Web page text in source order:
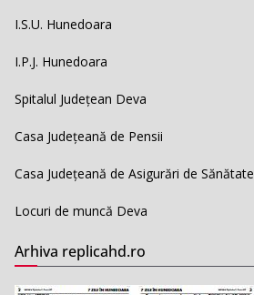
I.S.U. Hunedoara
I.P.J. Hunedoara
Spitalul Județean Deva
Casa Județeană de Pensii
Casa Județeană de Asigurări de Sănătate
Locuri de muncă Deva
Arhiva replicahd.ro